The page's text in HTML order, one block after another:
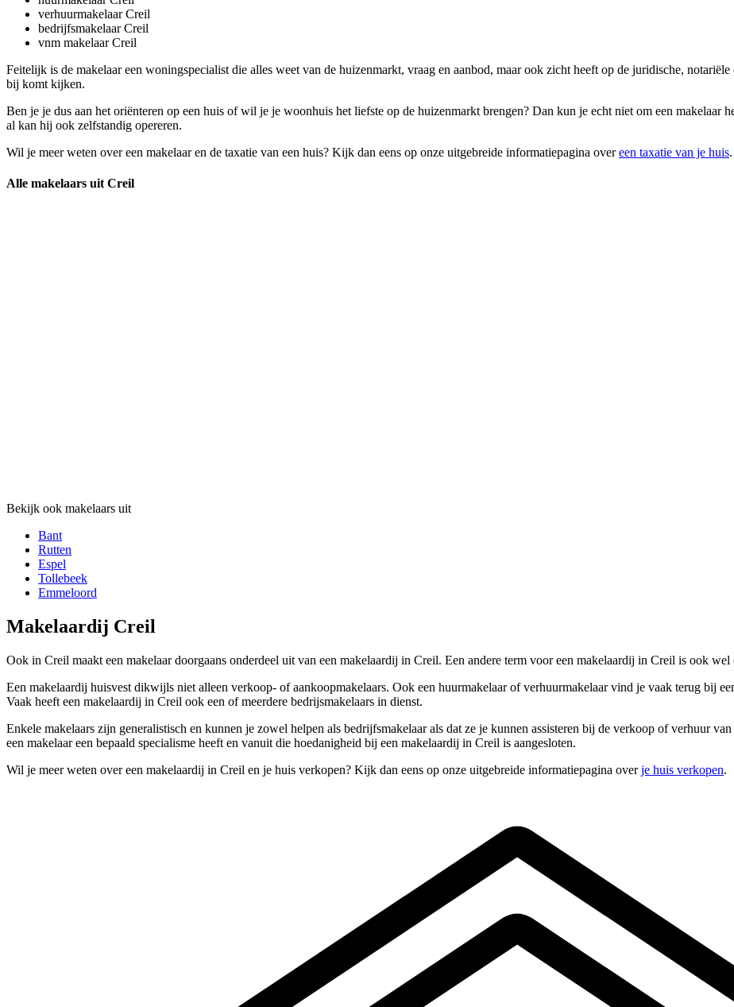
verhuurmakelaar Creil
bedrijfsmakelaar Creil
vnm makelaar Creil
Feitelijk is de makelaar een woningspecialist die alles weet van de huizenmarkt, vraag en aanbod, maar ook zicht heeft op de juridische,
bij komt kijken.
Ben je je dus aan het oriënteren op een huis of wil je je woonhuis het liefste op de huizenmarkt brengen? Dan kun je echt niet om een makelaar
al kan hij ook zelfstandig opereren.
Wil je meer weten over een makelaar en de taxatie van een huis? Kijk dan eens op onze uitgebreide informatiepagina overeen taxatie van je huis.
Alle makelaars uit Creil
Bekijk ook makelaars uit
Bant
Rutten
Espel
Tollebeek
Emmeloord
Makelaardij Creil
Ook in Creil maakt een makelaar doorgaans onderdeel uit van een makelaardij in Creil. Een andere term voor een makelaardij in Creil is ook
Een makelaardij huisvest dikwijls niet alleen verkoop- of aankoopmakelaars. Ook een huurmakelaar of verhuurmakelaar vind je vaak terug bij
Vaak heeft een makelaardij in Creil ook een of meerdere bedrijsmakelaars in dienst.
Enkele makelaars zijn generalistisch en kunnen je zowel helpen als bedrijfsmakelaar als dat ze je kunnen assisteren bij de verkoop of verhuur
een makelaar een bepaald specialisme heeft en vanuit die hoedanigheid bij een makelaardij in Creil is aangesloten.
Wil je meer weten over een makelaardij in Creil en je huis verkopen? Kijk dan eens op onze uitgebreide informatiepagina overje huis verkopen.